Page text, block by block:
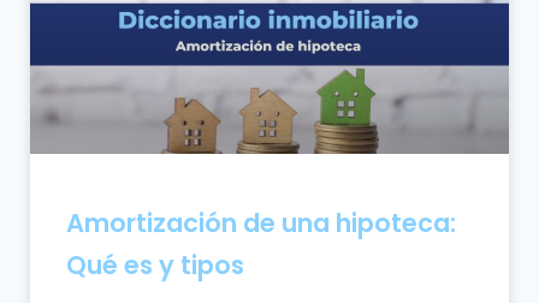
Amortización de una hipoteca:
Qué es y tipos